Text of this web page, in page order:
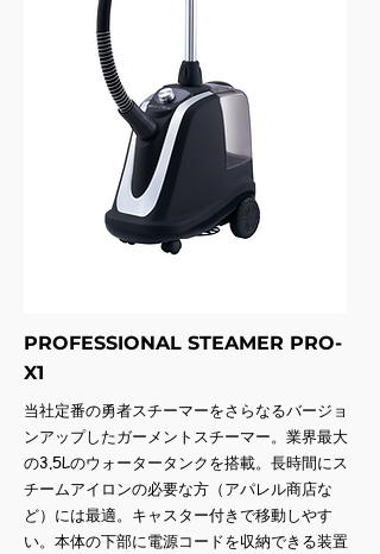
PROFESSIONAL STEAMER PRO-
X1
当社定番の勇者スチーマーをさらなるバージョ
ンアップしたガーメントスチーマー。業界最大
の3.5Lのウォータータンクを搭載。長時間にス
チームアイロンの必要な方（アパレル商店な
ど）には最適。キャスター付きで移動しやす
い。本体の下部に電源コードを収納できる装置